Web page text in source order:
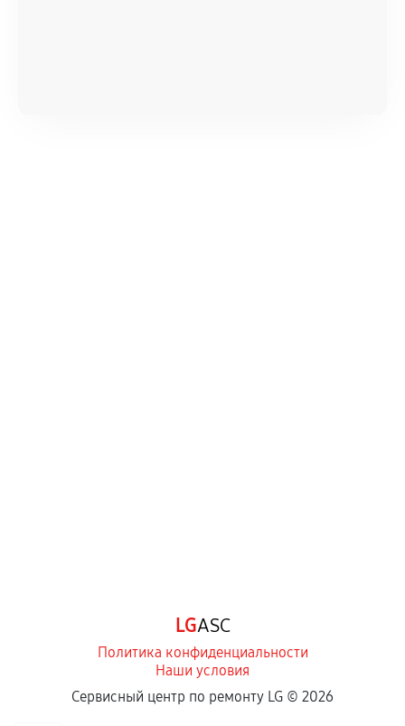
отдельных условиях.
Если комплектующие куплены
LGASC
Политика конфиденциальности
Наши условия
Сервисный центр по ремонту LG © 2026